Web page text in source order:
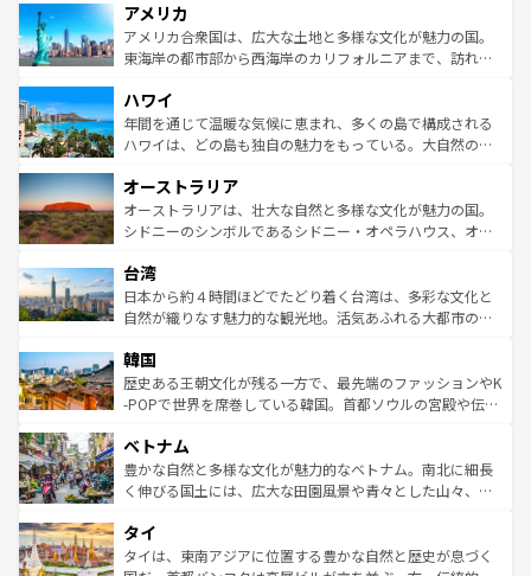
ンツ一覧を参照してほしい。
の建物がそのまま残る町や、スイスならではのユニークな
博物館もあり、アルプス観光だけでなく町歩きも満喫する
ことができる。国民の所得が高いため物価も高いが、旅行
ば市内交通費無料で観光を楽しむこともできる。 なお、新
着のスイス情報はコンテンツ一覧 を参照してほしい。
アメリカ
アメリカ合衆国は、広大な土地と多様な文化が魅力の国。
東海岸の都市部から西海岸のカリフォルニアまで、訪れる
のような巨大都市は、観光、ショッピング、エンターテイ
ンメントが詰まった刺激的なスポットだ。一方、アメリカ
西部には大自然が広がり、グランドキャニオンやイエロー
部のニューオーリンズでは、音楽と美食が融合した独特の
文化が魅力。旅行者はアメリカの各地域で異なる魅力を楽
しみながら、その多様性と豊かな歴史を感じることができ
ならではの贅沢な旅のスタイルだ。 なお、新着のアメリカ
情報はコンテンツ一覧を参照してほしい。
ハワイ
年間を通じて温暖な気候に恵まれ、多くの島で構成される
ハワイは、どの島も独自の魅力をもっている。大自然の神
ワイ島は見逃せない。また、定番の観光地といえばオアフ
島だが、静かな自然を求めるならマウイ島やカウアイ島が
おすすめ。エメラルドグリーンに輝く海をはじめ、豊かな
れるおもてなしの心で訪れる人々を迎えてくれるハワイの
人々、おいしいローカルフードやハワイアンミュージッ
ク、伝統的なフラダンスなど、すべてがハワイの魅力を彩
ワイを、存分に味わってほしい。 なお、新着のハワイ情報
はコンテンツ一覧を参照してほしい。
オーストラリア
オーストラリアは、壮大な自然と多様な文化が魅力の国。
シドニーのシンボルであるシドニー・オペラハウス、オー
リアリーフや大陸中央部にそびえるウルル（エアーズロッ
ク）、タスマニアの美しい原生林やケアンズの熱帯雨林な
ど、見どころがたくさん。また、カフェやワイン、オージ
いる。アクティビティも充実しており、サーフィンやダイ
ビング、ハイキングなど、アウトドア好きにはたまらな
い。オーストラリアの多彩な魅力を存分に味わいつくそ
参照してほしい。
台湾
日本から約４時間ほどでたどり着く台湾は、多彩な文化と
自然が織りなす魅力的な観光地。活気あふれる大都市の台
ン）、静ひつな山岳地帯である台湾東部など、都市の喧騒
と山間の静けさが共存しており、訪れる人に新しい発見と
驚きをもたらしてくれる。また、奥深い台湾の食文化も魅
容にもいいと評判のスイーツなど、バラエティ豊かな料理
が味わえる。 なお、新着の台湾情報は コンテンツ一覧を参
照してほしい。
韓国
歴史ある王朝文化が残る一方で、最先端のファッションやK
-POPで世界を席巻している韓国。首都ソウルの宮殿や伝統
き、地方に足を延ばせば四季折々の自然美を楽しむことが
できる。そして、キムチや焼肉、絶品のストリートフード
まで、さまざまな韓国料理が待っている。夜には、韓国な
リティに包まれながら、韓国の多彩な魅力を心ゆくまで味
わってみてほしい。 なお、新着の韓国情報はコンテンツ一
ベトナム
豊かな自然と多様な文化が魅力的なベトナム。南北に細長
く伸びる国土には、広大な田園風景や青々とした山々、世
急速な発展と共に伝統が息づく。ハノイの古い町並みやホ
ーチミン市のフランス統治時代の建物も、独特の雰囲気を
タイ
タイは、東南アジアに位置する豊かな自然と歴史が息づく